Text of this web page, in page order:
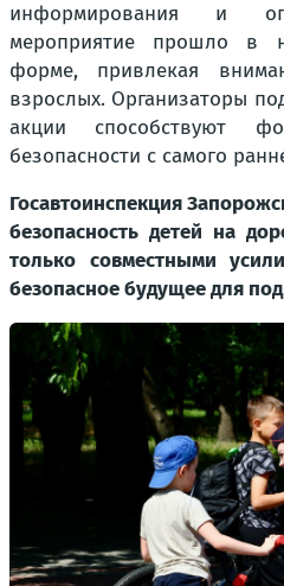
информирования и
мероприятие прошло в
форме, привлекая
взрослых. Организаторы
акции способствуют
безопасности с самого
Госавтоинспекция
безопасность детей на
только совместными
безопасное будущее для